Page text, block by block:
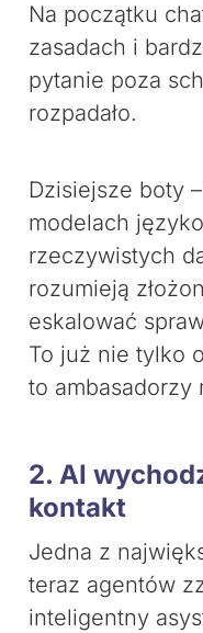
Na początku
zasadach i
pytanie poza
rozpadało.
Dzisiejsze boty
modelach
rzeczywistych
rozumieją
eskalować
To już nie tylko
to ambasadorzy
2. AI
kontakt
Jedna z
teraz agentów
inteligentny